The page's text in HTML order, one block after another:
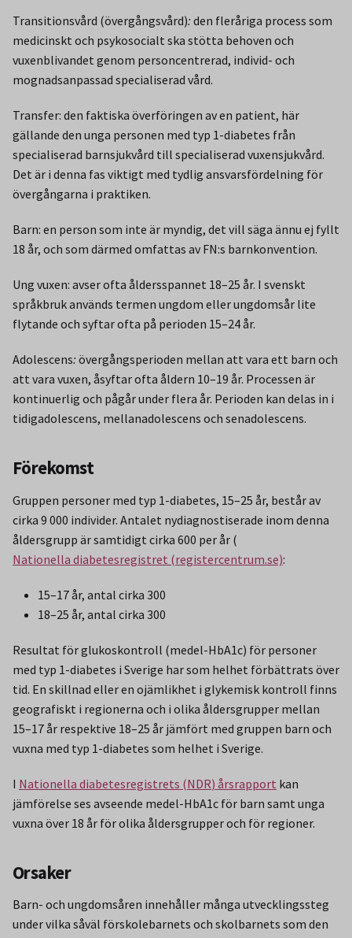
Transitionsvård (övergångsvård): den fleråriga process som
medicinskt och psykosocialt ska stötta behoven och
vuxenblivandet genom personcentrerad, individ- och
mognadsanpassad specialiserad vård.
Transfer: den faktiska överföringen av en patient, här
gällande den unga personen med typ 1-diabetes från
specialiserad barnsjukvård till specialiserad vuxensjukvård.
Det är i denna fas viktigt med tydlig ansvarsfördelning för
övergångarna i praktiken.
Barn: en person som inte är myndig, det vill säga ännu ej fyllt
18 år, och som därmed omfattas av FN:s barnkonvention.
Ung vuxen: avser ofta åldersspannet 18–25 år. I svenskt
språkbruk används termen ungdom eller ungdomsår lite
flytande och syftar ofta på perioden 15–24 år.
Adolescens: övergångsperioden mellan att vara ett barn och
att vara vuxen, åsyftar ofta åldern 10–19 år. Processen är
kontinuerlig och pågår under flera år. Perioden kan delas in i
tidigadolescens, mellanadolescens och senadolescens.
Förekomst
Gruppen personer med typ 1-diabetes, 15–25 år, består av
cirka 9 000 individer. Antalet nydiagnostiserade inom denna
åldersgrupp är samtidigt cirka 600 per år (
Nationella diabetesregistret (registercentrum.se):
15–17 år, antal cirka 300
18–25 år, antal cirka 300
Resultat för glukoskontroll (medel-HbA1c) för personer
med typ 1-diabetes i Sverige har som helhet förbättrats över
tid. En skillnad eller en ojämlikhet i glykemisk kontroll finns
geografiskt i regionerna och i olika åldersgrupper mellan
15–17 år respektive 18–25 år jämfört med gruppen barn och
vuxna med typ 1-diabetes som helhet i Sverige.
I Nationella diabetesregistrets (NDR) årsrapport kan
jämförelse ses avseende medel-HbA1c för barn samt unga
vuxna över 18 år för olika åldersgrupper och för regioner.
Orsaker
Barn- och ungdomsåren innehåller många utvecklingssteg
under vilka såväl förskolebarnets och skolbarnets som den